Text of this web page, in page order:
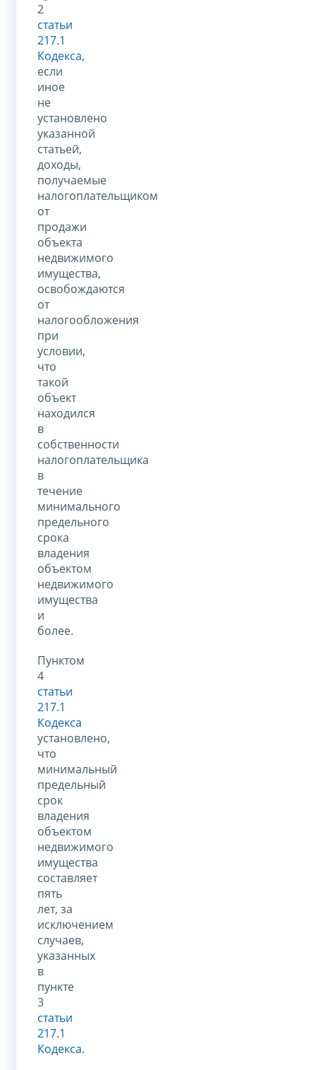
2
статьи
217.1
Кодекса,
если
иное
не
установлено
указанной
статьей,
доходы,
получаемые
налогоплательщиком
от
продажи
объекта
недвижимого
имущества,
освобождаются
от
налогообложения
при
условии,
что
такой
объект
находился
в
собственности
налогоплательщика
в
течение
минимального
предельного
срока
владения
объектом
недвижимого
имущества
и
более.
Пунктом
4
статьи
217.1
Кодекса
установлено,
что
минимальный
предельный
срок
владения
объектом
недвижимого
имущества
составляет
пять
лет, за
исключением
случаев,
указанных
в
пункте
3
статьи
217.1
Кодекса.